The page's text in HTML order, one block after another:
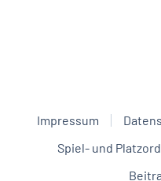
Impressum
Spiel- und